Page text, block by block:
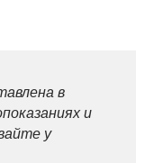
в
и
у